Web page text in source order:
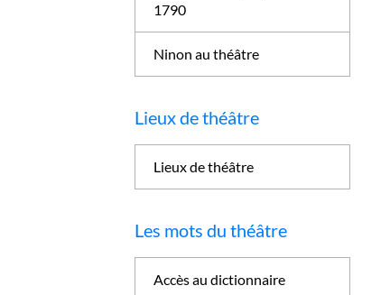
1790
Ninon au théâtre
Lieux de théâtre
Lieux de théâtre
Les mots du théâtre
Accès au dictionnaire